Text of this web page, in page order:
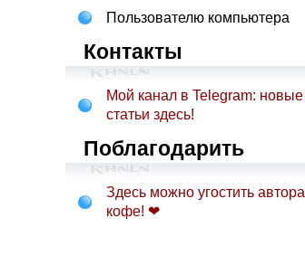
Пользователю компьютера
Контакты
Мой канал в Telegram: новые
статьи здесь!
Поблагодарить
Здесь можно угостить автора
кофе! ❤